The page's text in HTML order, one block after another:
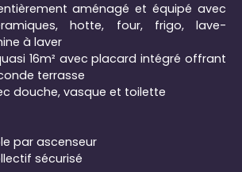
aménagé et équipé avec
hotte, four, frigo, lave-
à laver
16m² avec placard intégré offrant
terrasse
douche, vasque et toilette
par ascenseur
sécurisé